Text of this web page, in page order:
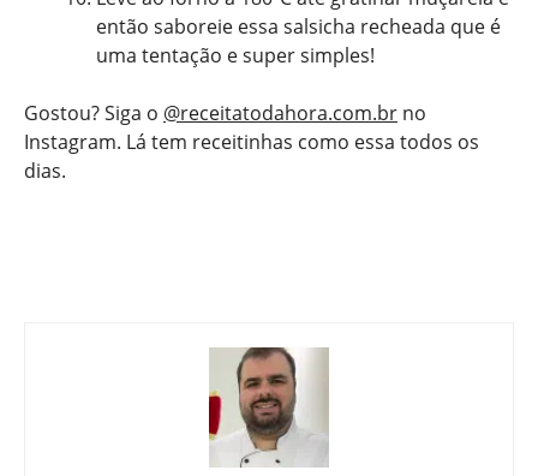
então saboreie essa salsicha recheada que é
uma tentação e super simples!
Gostou? Siga o @receitatodahora.com.br no
Instagram. Lá tem receitinhas como essa todos os
dias.